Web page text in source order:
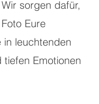
sorgen dafür,
Eure
in leuchtenden
tiefen Emotionen